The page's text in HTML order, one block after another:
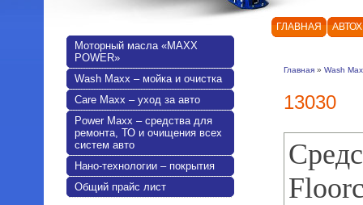
Моторный масла «MAXX
POWER»
Wash Maxx – мойка и очистка
Care Maxx – уход за авто
Power Maxx – средства для
ремонта, ТО и очищения всех
систем авто
Нано-технологии – покрытия
Общий прайс лист
ГЛАВНАЯ
Главная » Wash
13030